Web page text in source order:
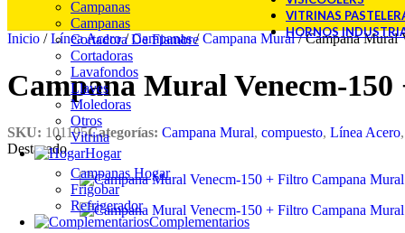
Campanas
Campanas
Cortadora De Fiambre
Cortadoras
Lavafondos
Llaves
Moledoras
Otros
Vitrina
Hogar
Campanas Hogar
Frigobar
Refrigerador
Complementarios
VITRINAS
HORNOS
Inicio / Línea Acero/ Campanas/ Campana Mural/ Campana Mural
Campana Mural Venecm-
SKU: 101195Categorías: Campana Mural, compuesto, Línea Acero,
Destacado